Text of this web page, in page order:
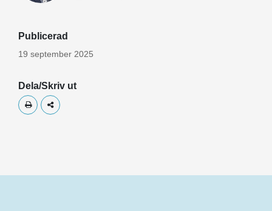
Publicerad
19 september 2025
Dela/Skriv ut
Skriv utDela